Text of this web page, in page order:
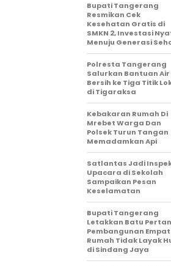
‎Bupati Tangerang
Resmikan Cek
Kesehatan Gratis di
SMKN 2, Investasi
Menuju Generasi
Polresta Tangerang
Salurkan Bantuan Air
Bersih ke Tiga Titik
di Tigaraksa
Kebakaran Rumah Di
Mrebet Warga Dan
Polsek Turun Tangan
Memadamkan Api
Satlantas Jadi
Upacara di Sekolah
Sampaikan Pesan
Keselamatan
Bupati Tangerang
Letakkan Batu
Pembangunan Empat
Rumah Tidak Layak
di Sindang Jaya